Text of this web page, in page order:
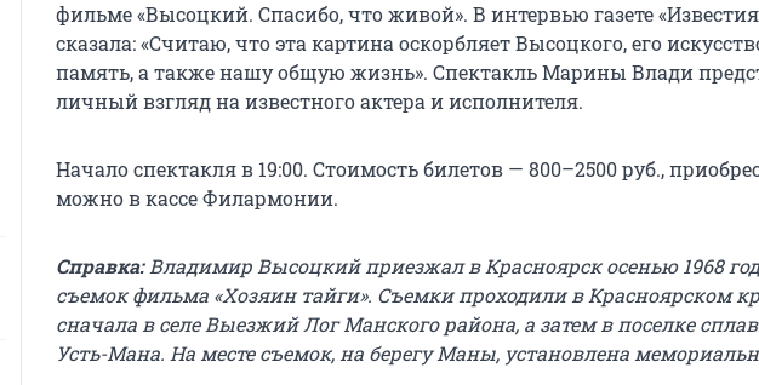
фильме «Высоцкий. Спасибо, что живой». В интервью газете
сказала: «Считаю, что эта картина оскорбляет Высоцкого, его
память, а также нашу общую жизнь». Спектакль Марины Влади
личный взгляд на известного актера и исполнителя.
Начало спектакля в 19:00. Стоимость билетов — 800–2500 руб.,
можно в кассе Филармонии.
Справка:Владимир Высоцкий приезжал в Красноярск осенью 1968
съемок фильма «Хозяин тайги». Съемки проходили в Красноярском
сначала в селе Выезжий Лог Манского района, а затем в поселке
Усть-Мана. На месте съемок, на берегу Маны, установлена